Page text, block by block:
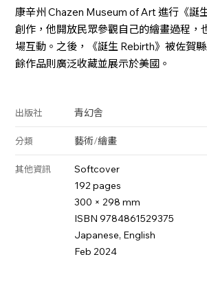
康辛州 Chazen Museum of Art 進行《誕
創作，他開放民眾參觀自己的繪畫過程，
場互動。之後，《誕生 Rebirth》被佐賀
餘作品則廣泛收藏並展示於美國。
出版社 青幻舎
分類 藝術/繪畫
其他資訊
Softcover
192 pages
300 × 298 mm
ISBN 9784861529375
Japanese, English
Feb 2024